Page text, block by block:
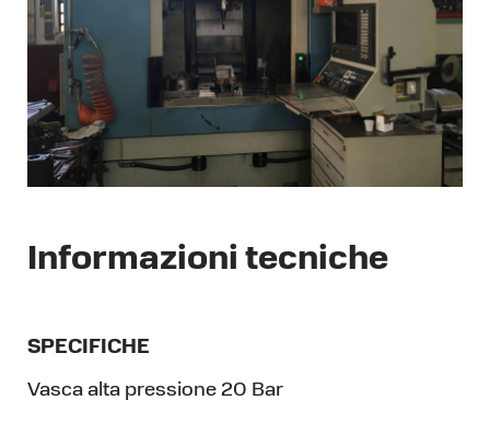
Informazioni tecniche
SPECIFICHE
Vasca alta pressione 20 Bar